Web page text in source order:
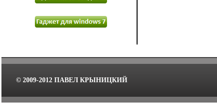
© 2009-2012 ПАВЕЛ КРЫНИЦКИЙ